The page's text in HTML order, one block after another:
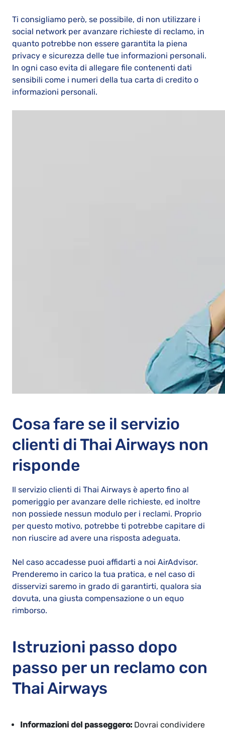
Ti consigliamo però, se possibile, di non utilizzare i
social network per avanzare richieste di reclamo, in
quanto potrebbe non essere garantita la piena
privacy e sicurezza delle tue informazioni personali.
In ogni caso evita di allegare file contenenti dati
sensibili come i numeri della tua carta di credito o
informazioni personali.
Cosa fare se il servizio
clienti di Thai Airways non
risponde
Il servizio clienti di Thai Airways è aperto fino al
pomeriggio per avanzare delle richieste, ed inoltre
non possiede nessun modulo per i reclami. Proprio
per questo motivo, potrebbe ti potrebbe capitare di
non riuscire ad avere una risposta adeguata.
Nel caso accadesse puoi affidarti a noi AirAdvisor.
Prenderemo in carico la tua pratica, e nel caso di
disservizi saremo in grado di garantirti, qualora sia
dovuta, una giusta compensazione o un equo
rimborso.
Istruzioni passo dopo
passo per un reclamo con
Thai Airways
Informazioni del passeggero: Dovrai condividere